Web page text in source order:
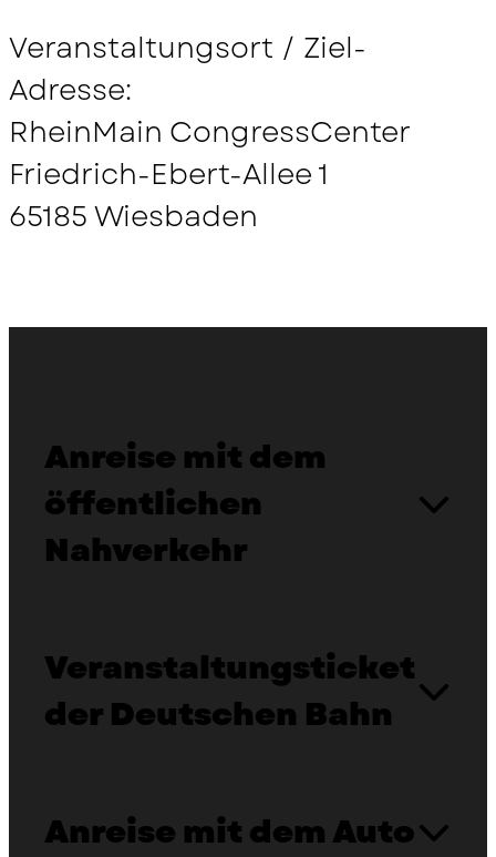
Veranstaltungsort / Ziel-
Adresse:
RheinMain CongressCenter
Friedrich-Ebert-Allee 1
65185 Wiesbaden
Anreise mit dem
öffentlichen
Nahverkehr
Veranstaltungsticket
der Deutschen Bahn
Anreise mit dem Auto